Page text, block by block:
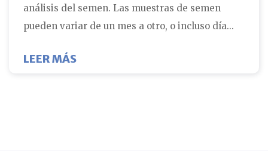
análisis del semen. Las muestras de semen
pueden variar de un mes a otro, o incluso día...
LEER MÁSSOBRE FERTILIDAD MASCULINA: